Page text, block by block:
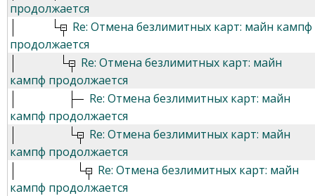
продолжается
Re: Отмена безлимитных карт: майн кампф
продолжается
Re: Отмена безлимитных карт: майн
кампф продолжается
Re: Отмена безлимитных карт: майн
кампф продолжается
Re: Отмена безлимитных карт: майн
кампф продолжается
Re: Отмена безлимитных карт: майн
кампф продолжается